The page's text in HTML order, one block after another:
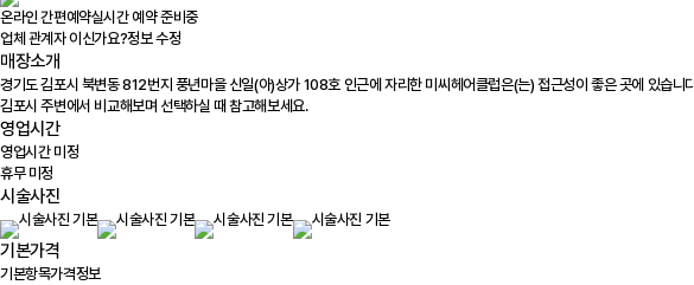
온라인 간편예약실시간 예약 준비중
업체 관계자 이신가요?정보 수정
매장소개
경기도 김포시 북변동 812번지 풍년마을 신일(아)상가 108호 인근에 자리한 미씨헤어클럽은(는) 접근성이 좋은 곳에 있습
김포시 주변에서 비교해보며 선택하실 때 참고해보세요.
영업시간
영업시간 미정
휴무 미정
시술사진
기본가격
기본항목가격정보